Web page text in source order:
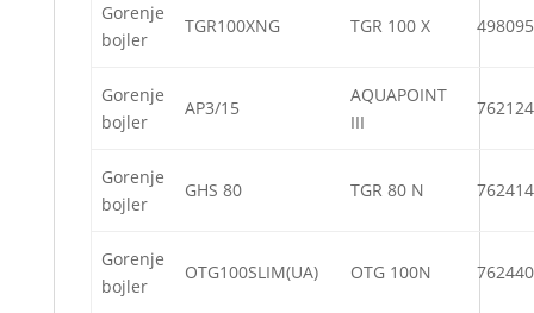
Gorenje
bojler
TGR100XNG TGR 100 X 498095
Gorenje
bojler
AP3/15
AQUAPOINT
III
762124
Gorenje
bojler
GHS 80 TGR 80 N 762414
Gorenje
bojler
OTG100SLIM(UA) OTG 100N 762440